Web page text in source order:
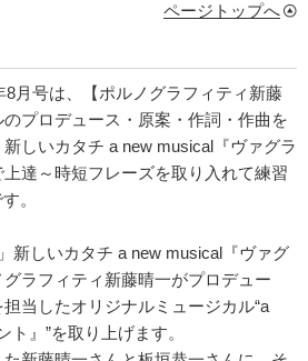
ページトップへ
8月号は、【ポルノグラフィティ新藤
プロデュース・原案・作詞・作曲を
しいカタチ a new musical『ヴァグラ
達～時短フレーズを取り入れて練習
。
新しいカタチ a new musical『ヴァグ
ラフィティ新藤晴一がプロデュー
当したオリジナルミュージカル“a
』”を取り上げます。